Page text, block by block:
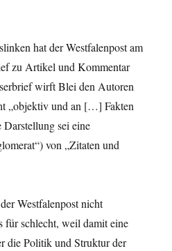
hat der Westfalenpost am
zu Artikel und Kommentar
wirft Blei den Autoren
„objektiv und an […] Fakten
sei eine
von „Zitaten und
Westfalenpost nicht
für schlecht, weil damit eine
die Politik und Struktur der